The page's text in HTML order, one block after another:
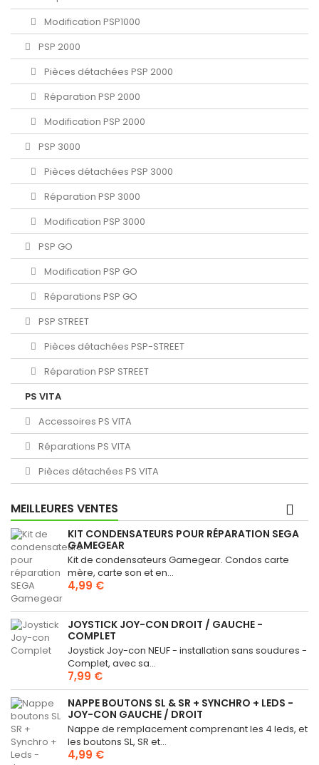
Modification PSP1000
PSP 2000
Pièces détachées PSP 2000
Réparation PSP 2000
Modification PSP 2000
PSP 3000
Pièces détachées PSP 3000
Réparation PSP 3000
Modification PSP 3000
PSP GO
Modification PSP GO
Réparations PSP GO
PSP STREET
Pièces détachées PSP-STREET
Réparation PSP STREET
PS VITA
Accessoires PS VITA
Réparations PS VITA
Pièces détachées PS VITA
MEILLEURES VENTES
KIT CONDENSATEURS POUR RÉPARATION SEGA
GAMEGEAR
Kit de condensateurs Gamegear. Condos carte
mère, carte son et en...
4,99 €
JOYSTICK JOY-CON DROIT / GAUCHE -
COMPLET
Joystick Joy-con NEUF - installation sans soudures -
Complet, avec sa...
7,99 €
NAPPE BOUTONS SL & SR + SYNCHRO + LEDS -
JOY-CON GAUCHE / DROIT
Nappe de remplacement comprenant les 4 leds, et
les boutons SL, SR et...
4,99 €